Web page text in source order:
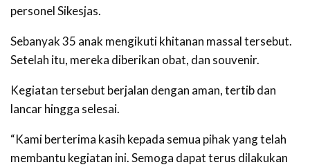
personel Sikesjas.
Sebanyak 35 anak mengikuti khitanan massal tersebut.
Setelah itu, mereka diberikan obat, dan souvenir.
‎Kegiatan tersebut berjalan dengan aman, tertib dan
lancar hingga selesai.
‎“Kami berterima kasih kepada semua pihak yang telah
membantu kegiatan ini. Semoga dapat terus dilakukan